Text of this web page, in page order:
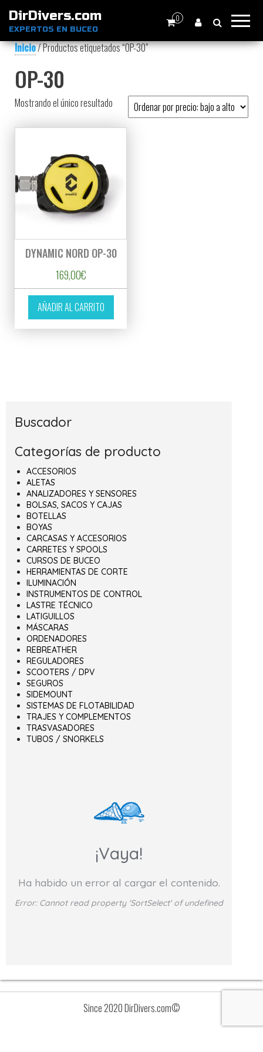
DirDivers.com
EXPERTOS EN BUCEO
0
Inicio/ Productos etiquetados “OP-30”
OP-30
Mostrando el único resultado
DYNAMIC NORD OP-30
169,00€
AÑADIR AL CARRITO
Buscador
Categorías de producto
ACCESORIOS
ALETAS
ANALIZADORES Y SENSORES
BOLSAS, SACOS Y CAJAS
BOTELLAS
BOYAS
CARCASAS Y ACCESORIOS
CARRETES Y SPOOLS
CURSOS DE BUCEO
HERRAMIENTAS DE CORTE
ILUMINACIÓN
INSTRUMENTOS DE CONTROL
LASTRE TÉCNICO
LATIGUILLOS
MÁSCARAS
ORDENADORES
REBREATHER
REGULADORES
SCOOTERS / DPV
SEGUROS
SIDEMOUNT
SISTEMAS DE FLOTABILIDAD
TRAJES Y COMPLEMENTOS
TRASVASADORES
TUBOS / SNORKELS
¡Vaya!
Ha habido un error al cargar el contenido.
Error: Cannot read property 'SortSelect' of undefined
Since 2020 DirDivers.com©